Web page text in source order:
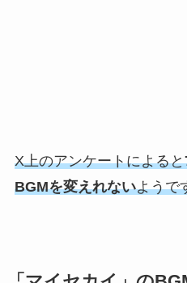
X上のアンケートによると
BGMを変えれないようで